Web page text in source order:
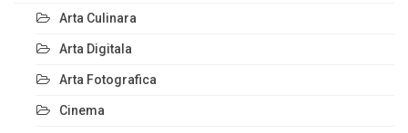
Arta Culinara
Arta Digitala
Arta Fotografica
Cinema